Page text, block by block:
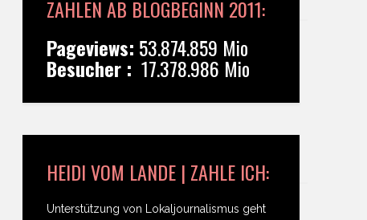
ZAHLEN AB BLOGBEGINN 2011:
Pageviews: 53.874.859 Mio
Besucher : 17.378.986 Mio
HEIDI VOM LANDE | ZAHLE ICH:
Unterstützung von Lokaljournalismus geht